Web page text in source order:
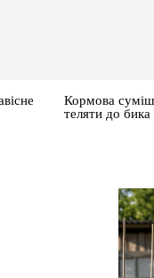
Кормова
теляти до бика